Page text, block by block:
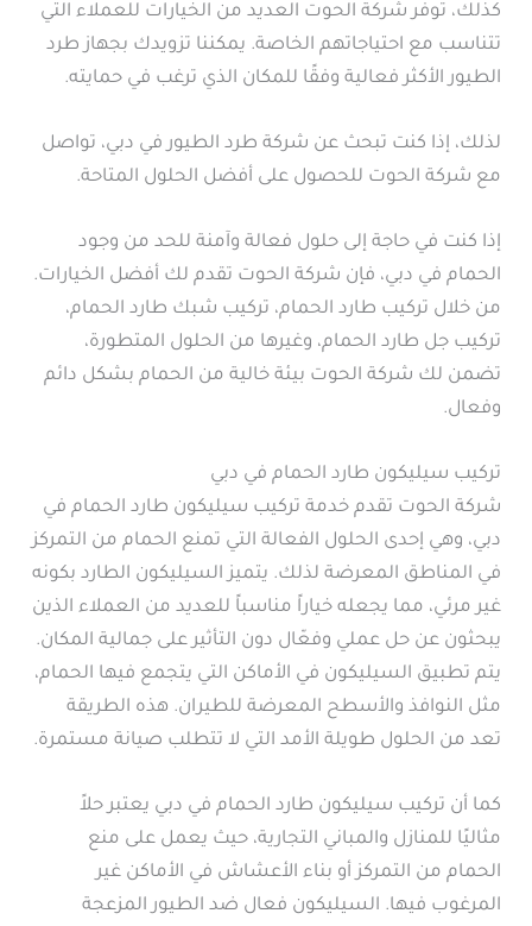
كذلك، توفر شركة الحوت العديد من الخيارات للعملاء التي
تتناسب مع احتياجاتهم الخاصة. يمكننا تزويدك بجهاز طرد
الطيور الأكثر فعالية وفقًا للمكان الذي ترغب في حمايته.
لذلك، إذا كنت تبحث عن شركة طرد الطيور في دبي، تواصل
مع شركة الحوت للحصول على أفضل الحلول المتاحة.
إذا كنت في حاجة إلى حلول فعالة وآمنة للحد من وجود
الحمام في دبي، فإن شركة الحوت تقدم لك أفضل الخيارات.
من خلال تركيب طارد الحمام، تركيب شبك طارد الحمام،
تركيب جل طارد الحمام، وغيرها من الحلول المتطورة،
تضمن لك شركة الحوت بيئة خالية من الحمام بشكل دائم
وفعال.
تركيب سيليكون طارد الحمام في دبي
شركة الحوت تقدم خدمة تركيب سيليكون طارد الحمام في
دبي، وهي إحدى الحلول الفعالة التي تمنع الحمام من التمركز
في المناطق المعرضة لذلك. يتميز السيليكون الطارد بكونه
غير مرئي، مما يجعله خياراً مناسباً للعديد من العملاء الذين
يبحثون عن حل عملي وفعّال دون التأثير على جمالية المكان.
يتم تطبيق السيليكون في الأماكن التي يتجمع فيها الحمام،
مثل النوافذ والأسطح المعرضة للطيران. هذه الطريقة
تعد من الحلول طويلة الأمد التي لا تتطلب صيانة مستمرة.
كما أن تركيب سيليكون طارد الحمام في دبي يعتبر حلاً
مثاليًا للمنازل والمباني التجارية، حيث يعمل على منع
الحمام من التمركز أو بناء الأعشاش في الأماكن غير
المرغوب فيها. السيليكون فعال ضد الطيور المزعجة